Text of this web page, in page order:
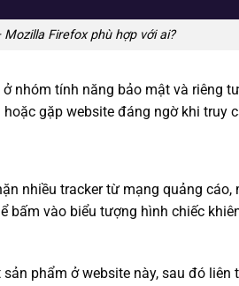
Firefox phù hợp với ai?
nhóm tính năng bảo mật và riêng
gặp website đáng ngờ khi truy
nhiều tracker từ mạng quảng cáo,
bấm vào biểu tượng hình chiếc
phẩm ở website này, sau đó liên